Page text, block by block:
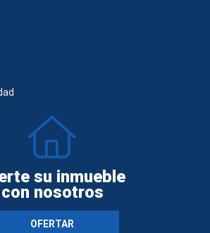
su inmueble
con nosotros
OFERTAR